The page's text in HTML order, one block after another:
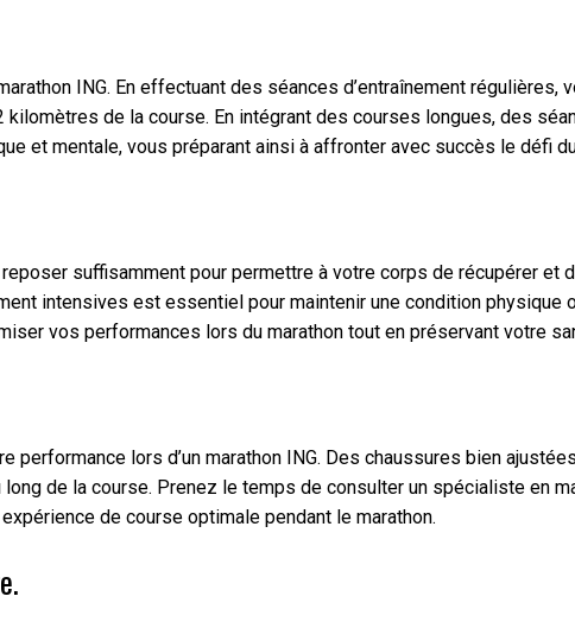
ING. En effectuant des séances d’entraînement régulières,
de la course. En intégrant des courses longues, des
et mentale, vous préparant ainsi à affronter avec succès le défi
suffisamment pour permettre à votre corps de récupérer et
intensives est essentiel pour maintenir une condition physique
vos performances lors du marathon tout en préservant votre
lors d’un marathon ING. Des chaussures bien
de la course. Prenez le temps de consulter un spécialiste en
de course optimale pendant le marathon.